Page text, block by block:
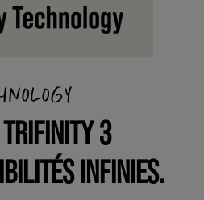
3
INFINIES.